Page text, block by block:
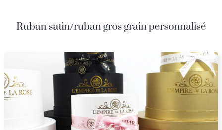
Ruban satin/ruban gros grain personnalisé